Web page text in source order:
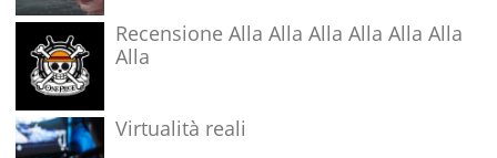
Recensione Alla Alla Alla Alla Alla Alla
Alla
Virtualità reali